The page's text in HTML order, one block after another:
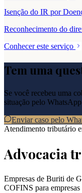
Isenção do IR por
Reconhecimento do
Conhecer este serviço
Tem uma
Se você recebeu uma
situação pelo
Enviar caso pelo
Atendimento tributário
Advocacia
Empresas de Buriti de
COFINS para